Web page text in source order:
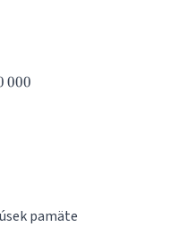
f, h \leq 100\,000
000
pamäte